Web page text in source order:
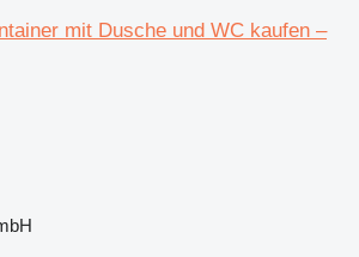
mit Dusche und WC kaufen –